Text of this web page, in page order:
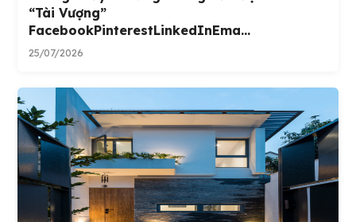
“tài Vượng”
FacebookPinterestLinkedInEma...
25/07/2026